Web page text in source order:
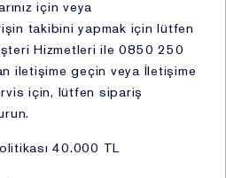
için veya
takibini yapmak için lütfen
Hizmetleri ile 0850 250
iletişime geçin veya İletişime
için, lütfen sipariş
40.000 TL
amaçlar dahilinde açık
kapsamında hukuken izin
tarafından işlenmektedir:
uygun yürütülmesi kapsamında
yerine